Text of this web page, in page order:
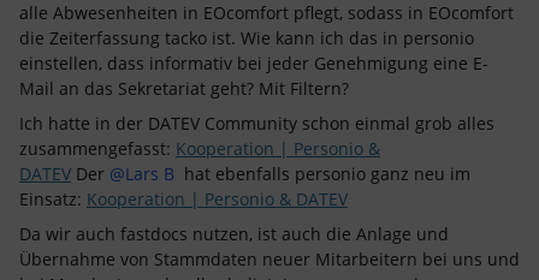
alle Abwesenheiten in EOcomfort pflegt, sodass in EOcomfort
die Zeiterfassung tacko ist. Wie kann ich das in personio
einstellen, dass informativ bei jeder Genehmigung eine E-
Mail an das Sekretariat geht? Mit Filtern?
Ich hatte in der DATEV Community schon einmal grob alles
zusammengefasst: Kooperation | Personio &
DATEV Der @Lars B hat ebenfalls personio ganz neu im
Einsatz: Kooperation | Personio & DATEV
Da wir auch fastdocs nutzen, ist auch die Anlage und
Übernahme von Stammdaten neuer Mitarbeitern bei uns und